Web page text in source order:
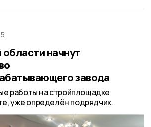
начнут
завода
работы на стройплощадке
уже определён подрядчик.